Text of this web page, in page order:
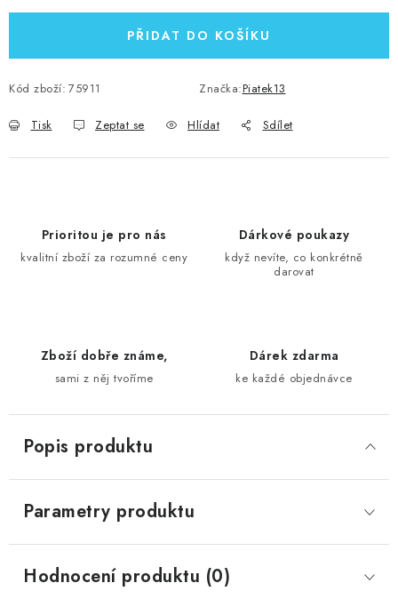
PŘIDAT DO KOŠÍKU
Kód zboží: 75911 Značka:Piatek13
Tisk Zeptat se Hlídat Sdílet
Prioritou je pro nás
kvalitní zboží za rozumné ceny
Dárkové poukazy
když nevíte, co konkrétně
darovat
Zboží dobře známe,
sami z něj tvoříme
Dárek zdarma
ke každé objednávce
Popis produktu
Parametry produktu
Hodnocení produktu (0)